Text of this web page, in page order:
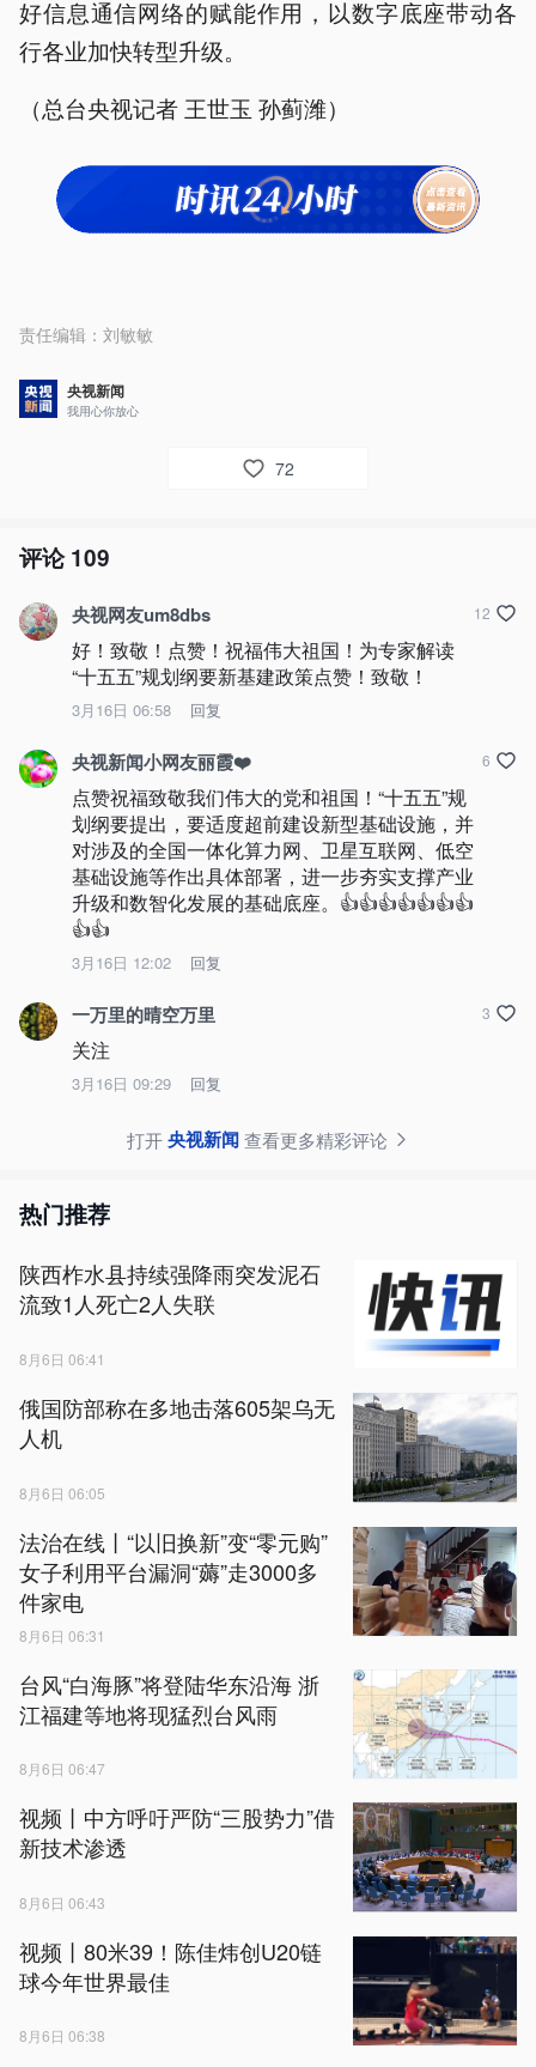
好信息通信网络的赋能作用，以数字底座带动各
行各业加快转型升级。
（总台央视记者 王世玉 孙蓟潍）
责任编辑： 刘敏敏
央视新闻
我用心你放心
72
评论109
央视网友um8dbs
好！致敬！点赞！祝福伟大祖国！为专家解读
“十五五”规划纲要新基建政策点赞！致敬！
3月16日 06:58 回复
12
央视新闻小网友丽霞❤️
点赞祝福致敬我们伟大的党和祖国！“十五五”规
划纲要提出，要适度超前建设新型基础设施，并
对涉及的全国一体化算力网、卫星互联网、低空
基础设施等作出具体部署，进一步夯实支撑产业
升级和数智化发展的基础底座。👍👍👍👍👍👍👍
👍👍
3月16日 12:02 回复
6
一万里的晴空万里
关注
3月16日 09:29 回复
3
打开央视新闻查看更多精彩评论
热门推荐
陕西柞水县持续强降雨突发泥石
流致1人死亡2人失联
8月6日 06:41
俄国防部称在多地击落605架乌无
人机
8月6日 06:05
法治在线丨“以旧换新”变“零元购”
女子利用平台漏洞“薅”走3000多
件家电
8月6日 06:31
台风“白海豚”将登陆华东沿海 浙
江福建等地将现猛烈台风雨
8月6日 06:47
视频丨中方呼吁严防“三股势力”借
新技术渗透
8月6日 06:43
视频丨80米39！陈佳炜创U20链
球今年世界最佳
8月6日 06:38